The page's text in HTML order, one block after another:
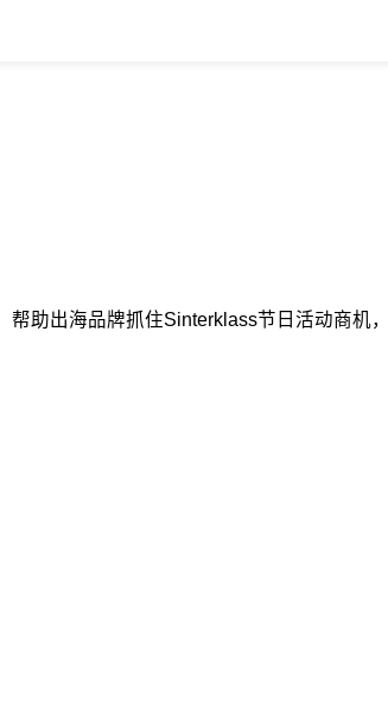
助出海品牌抓住Sinterklass节日活动商机